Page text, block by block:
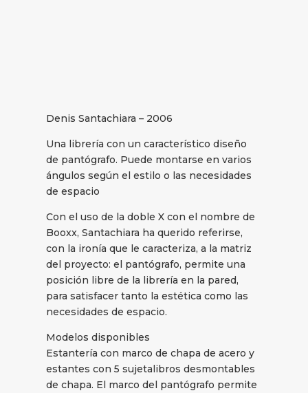
Denis Santachiara – 2006
Una librería con un característico diseño
de pantógrafo. Puede montarse en varios
ángulos según el estilo o las necesidades
de espacio
Con el uso de la doble X con el nombre de
Booxx, Santachiara ha querido referirse,
con la ironía que le caracteriza, a la matriz
del proyecto: el pantógrafo, permite una
posición libre de la librería en la pared,
para satisfacer tanto la estética como las
necesidades de espacio.
Modelos disponibles
Estantería con marco de chapa de acero y
estantes con 5 sujetalibros desmontables
de chapa. El marco del pantógrafo permite